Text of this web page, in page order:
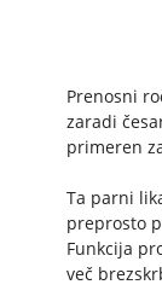
Prenosni
zaradi
primeren
Ta parni
preprosto
Funkcija
več